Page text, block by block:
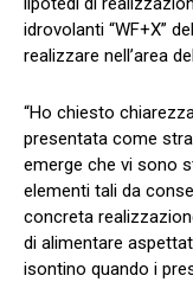
idrovolanti “WF+X”
realizzare nell’area
“Ho chiesto
presentata come
emerge che vi sono
elementi tali da
concreta
di alimentare
isontino quando i